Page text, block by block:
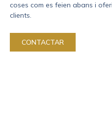
coses com es feien abans i
clients.
CONTACTAR